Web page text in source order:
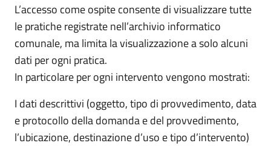
L’accesso come ospite consente di visualizzare tutte
le pratiche registrate nell’archivio informatico
comunale, ma limita la visualizzazione a solo alcuni
dati per ogni pratica.
In particolare per ogni intervento vengono mostrati:
I dati descrittivi (oggetto, tipo di provvedimento, data
e protocollo della domanda e del provvedimento,
l’ubicazione, destinazione d’uso e tipo d’intervento)